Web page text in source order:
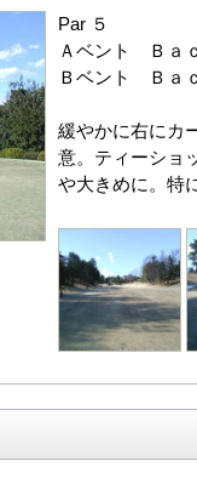
Par ５
Ａベント Ｂａ
Ｂベント Ｂａ
緩やかに右にカ
意。ティーショ
や大きめに。特